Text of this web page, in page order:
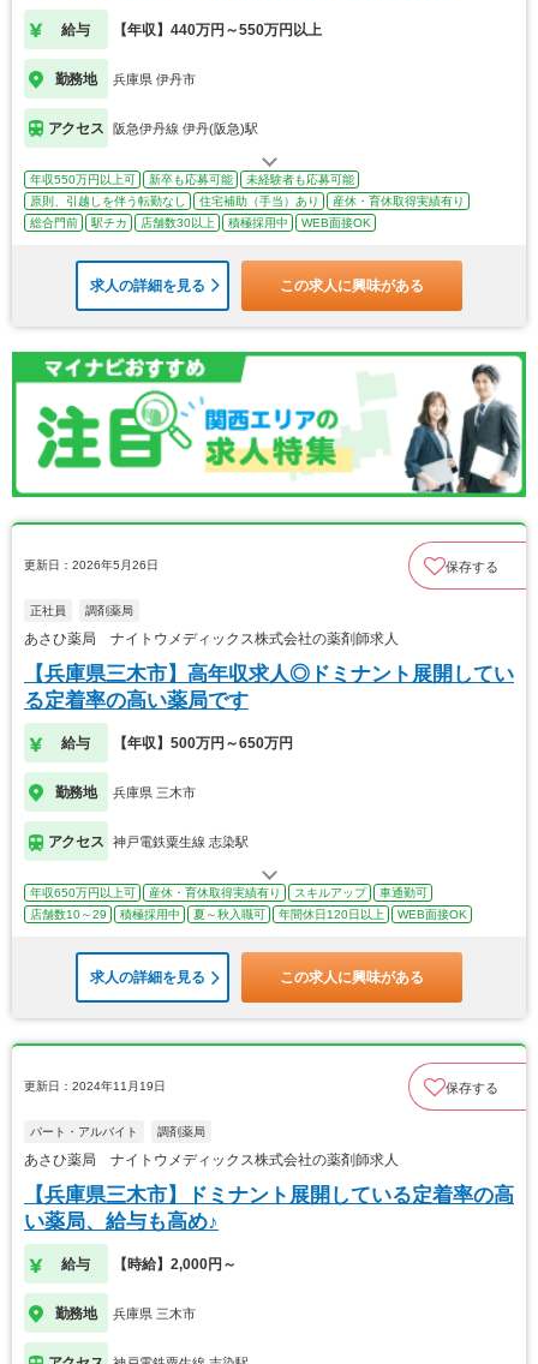
給与 【年収】440万円～550万円以上
勤務地 兵庫県 伊丹市
アクセス 阪急伊丹線 伊丹(阪急)駅
年収550万円以上可 新卒も応募可能
未経験者も応募可能
原則、引越しを伴う転勤なし
住宅補助（手当）あり
産休・育休取得実績有り
総合門前
駅チカ 店舗数30以上 積極採用中 WEB面接OK
求人の詳細を見る この求人に興味がある
更新日：2026年5月26日 保存する
正社員 調剤薬局
あさひ薬局 ナイトウメディックス株式会社の薬剤師求人
【兵庫県三木市】高年収求人◎ドミナント展開してい
る定着率の高い薬局です
給与 【年収】500万円～650万円
勤務地 兵庫県 三木市
アクセス 神戸電鉄粟生線 志染駅
年収650万円以上可 産休・育休取得実績有り スキルアップ
車通勤可
店舗数10～29
積極採用中 夏～秋入職可 年間休日120日以上 WEB面接OK
求人の詳細を見る この求人に興味がある
更新日：2024年11月19日 保存する
パート・アルバイト 調剤薬局
あさひ薬局 ナイトウメディックス株式会社の薬剤師求人
【兵庫県三木市】ドミナント展開している定着率の高
い薬局、給与も高め♪
給与 【時給】2,000円～
勤務地 兵庫県 三木市